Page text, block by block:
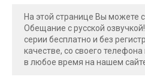
На этой странице Вы можете
Обещание с русской
серии бесплатно и без
качестве, со своего
в любое время на нашем